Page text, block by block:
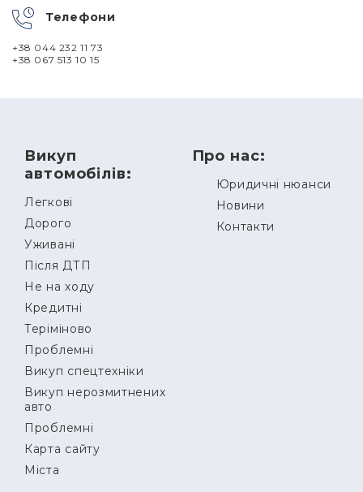
Телефони
+38 044 232 11 73
+38 067 513 10 15
Викуп
автомобілів:
Легкові
Дорого
Уживані
Після ДТП
Не на ходу
Кредитні
Теріміново
Проблемні
Викуп спецтехніки
Викуп нерозмитнених
авто
Проблемні
Карта сайту
Міста
Про нас:
Юридичні нюанси
Новини
Контакти